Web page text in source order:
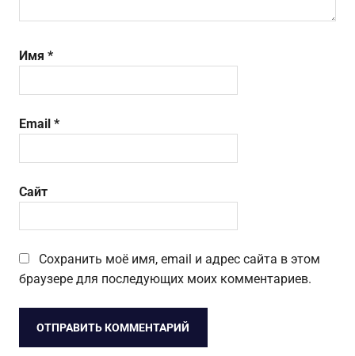
Имя *
Email *
Сайт
Сохранить моё имя, email и адрес сайта в этом
браузере для последующих моих комментариев.